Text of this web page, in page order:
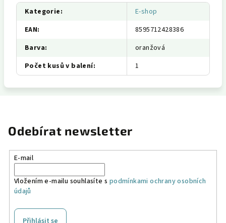
Kategorie:
E-shop
EAN:
8595712428386
Barva:
oranžová
Počet kusů v balení: 1
Odebírat newsletter
E-mail
Vložením e-mailu souhlasíte s podmínkami ochrany osobních
údajů
Přihlásit se